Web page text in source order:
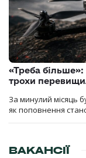
«Треба більше»:
трохи
За минулий місяць
як поповнення
ВАКАНСІЇ